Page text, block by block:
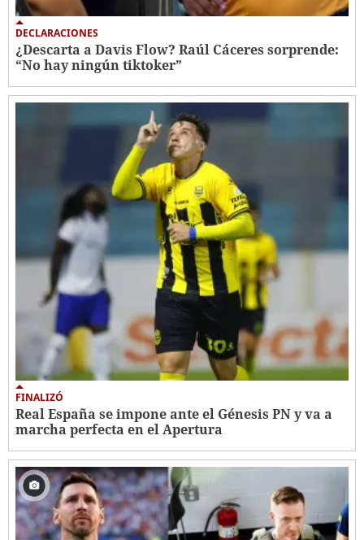
DECLARACIONES
¿Descarta a Davis Flow? Raúl Cáceres sorprende:
“No hay ningún tiktoker”
FINALIZÓ
Real España se impone ante el Génesis PN y va a
marcha perfecta en el Apertura